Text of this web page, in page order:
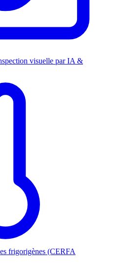
visuelle par IA &
frigorigènes (CERFA